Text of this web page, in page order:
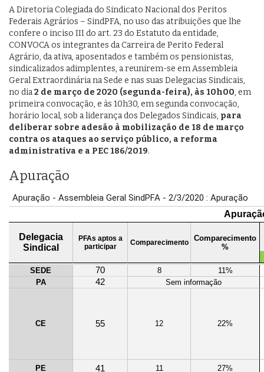
A Diretoria Colegiada do Sindicato Nacional dos Peritos
Federais Agrários – SindPFA, no uso das atribuições que lhe
confere o inciso III do art. 23 do Estatuto da entidade,
CONVOCA os integrantes da Carreira de Perito Federal
Agrário, da ativa, aposentados e também os pensionistas,
sindicalizados adimplentes, a reunirem-se em Assembleia
Geral Extraordinária na Sede e nas suas Delegacias Sindicais,
no dia2 de março de 2020 (segunda-feira), às 10h00, em
primeira convocação, e às 10h30, em segunda convocação,
horário local, sob a liderança dos Delegados Sindicais, para
deliberar sobre adesão à mobilização de 18 de março
contra os ataques ao serviço público, a reforma
administrativa e a PEC 186/2019.
Apuração